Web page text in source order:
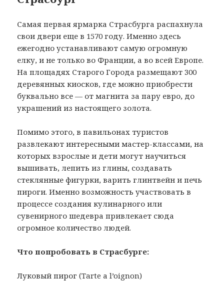
Самая первая ярмарка Страсбурга распахнула
свои двери еще в 1570 году. Именно здесь
ежегодно устанавливают самую огромную
елку, и не только во Франции, а во всей Европе.
На площадях Старого Города размещают 300
деревянных киосков, где можно приобрести
буквально все — от магнита за пару евро, до
украшений из настоящего золота.
Помимо этого, в павильонах туристов
развлекают интересными мастер-классами, на
которых взрослые и дети могут научиться
вышивать, лепить из глины, создавать
стеклянные фигурки, варить глинтвейн и печь
пироги. Именно возможность участвовать в
процессе создания кулинарного или
сувенирного шедевра привлекает сюда
огромное количество людей.
Что попробовать в Страсбурге:
Луковый пирог (Tarte а l’oignon)